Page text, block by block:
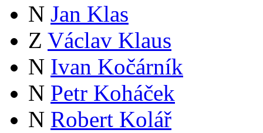
N Jan Klas
Z Václav Klaus
N Ivan Kočárník
N Petr Koháček
N Robert Kolář